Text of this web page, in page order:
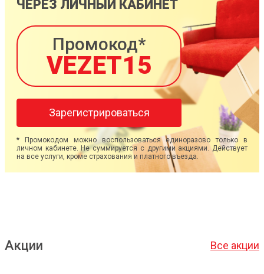
ЧЕРЕЗ ЛИЧНЫЙ КАБИНЕТ
Промокод*
VEZET15
Зарегистрироваться
* Промокодом можно воспользоваться единоразово только в
личном кабинете. Не суммируется с другими акциями. Действует
на все услуги, кроме страхования и платного въезда.
Акции Все акции